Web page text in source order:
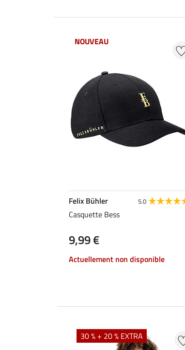
NOUVEAU
Felix Bühler 5.0
Casquette Bess
9,99 €
Actuellement non disponible
30 % + 20 % EXTRA